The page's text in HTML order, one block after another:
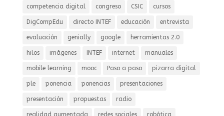
competencia digital congreso CSIC cursos
DigCompEdu directo INTEF educación entrevista
evaluación genially google herramientas 2.0
hilos imágenes INTEF internet manuales
mobile learning mooc Paso a paso pizarra digital
ple ponencia ponencias presentaciones
presentación propuestas radio
realidad aumentada redes sociales robótica